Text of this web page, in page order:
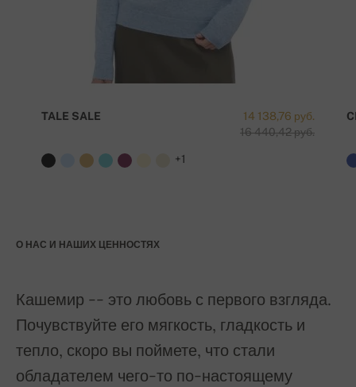
14 138,76 руб.
16 440,42 руб.
TALE SALE
+1
О НАС И НАШИХ ЦЕННОСТЯХ
Кашемир -- это любовь с первого взгляда.
Почувствуйте его мягкость, гладкость и
тепло, скоро вы поймете, что стали
обладателем чего-то по-настоящему